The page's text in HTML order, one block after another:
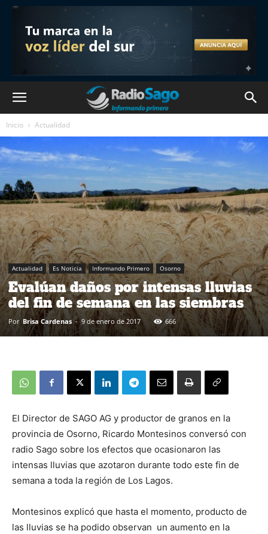
Inicio Actualidad
Actualidad Es Noticia Informando Primero Osorno
Evalúan daños por intensas lluvias
del fin de semana en las siembras
Por Brisa Cardenas - 9 de enero de 2017 666
El Director de SAGO AG y productor de granos en la
provincia de Osorno, Ricardo Montesinos conversó con
radio Sago sobre los efectos que ocasionaron las
intensas lluvias que azotaron durante todo este fin de
semana a toda la región de Los Lagos.
Montesinos explicó que hasta el momento, producto de
las lluvias se ha podido observan un aumento en la